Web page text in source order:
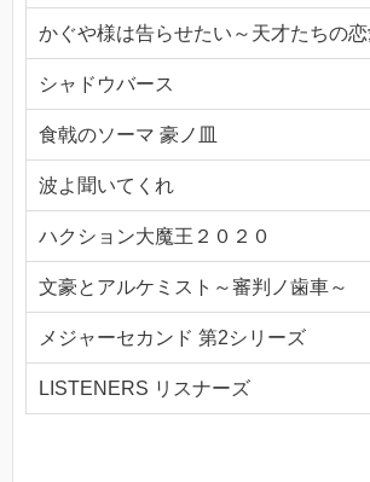
かぐや様は告らせたい～天才たちの
シャドウバース
食戟のソーマ 豪ノ皿
波よ聞いてくれ
ハクション大魔王２０２０
文豪とアルケミスト～審判ノ歯車～
メジャーセカンド 第2シリーズ
LISTENERS リスナーズ